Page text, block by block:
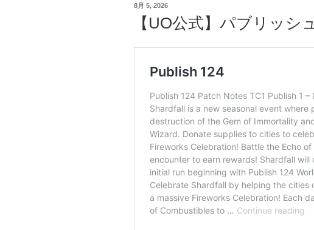
投
8月 5, 2026
【UO公式】パブリッシ